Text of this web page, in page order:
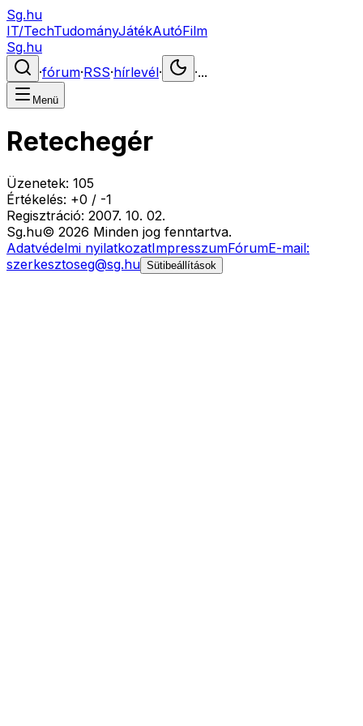
Sg.hu
IT/TechTudományJátékAutóFilm
Sg.hu
·fórum·RSS·hírlevél· ·...
Menü
Retechegér
Üzenetek: 105
Értékelés: +0 / -1
Regisztráció: 2007. 10. 02.
Sg.hu© 2026 Minden jog fenntartva.
Adatvédelmi nyilatkozatImpresszumFórumE-mail:
szerkesztoseg@sg.hu Sütibeállítások